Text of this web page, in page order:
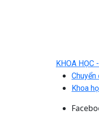
KHOA HỌC
Khoa